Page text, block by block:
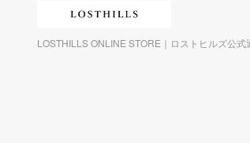
LOSTHILLS ONLINE STORE｜ロストヒルズ公式